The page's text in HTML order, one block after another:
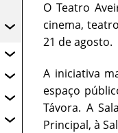
O Teatro
cinema,
21 de agosto.
A iniciativa
espaço
Távora. A
Principal, à